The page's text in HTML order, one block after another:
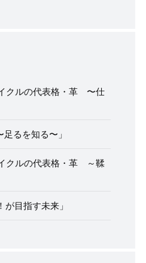
クルの代表格・革 〜仕
るを知る〜」
クルの代表格・革 ～鞣
が目指す未来」